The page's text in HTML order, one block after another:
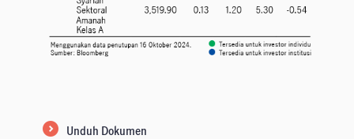
Unduh Dokumen